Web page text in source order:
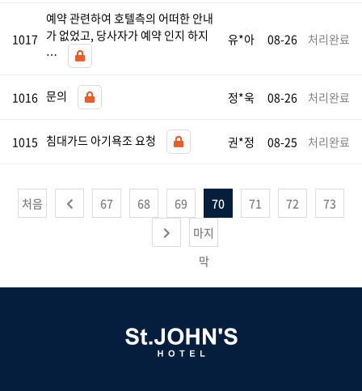
1017
예약 관련하여 호텔측의 어떠한 안내
가 없었고, 당사자가 예약 인지 하지
…
유*아 08-26 처리완료
1016 문의 정*욱 08-26 처리완료
1015 침대가드 아기욕조 요청 권*정 08-25 처리완료
처음 67 68 69 70 71 72
73
마지
막